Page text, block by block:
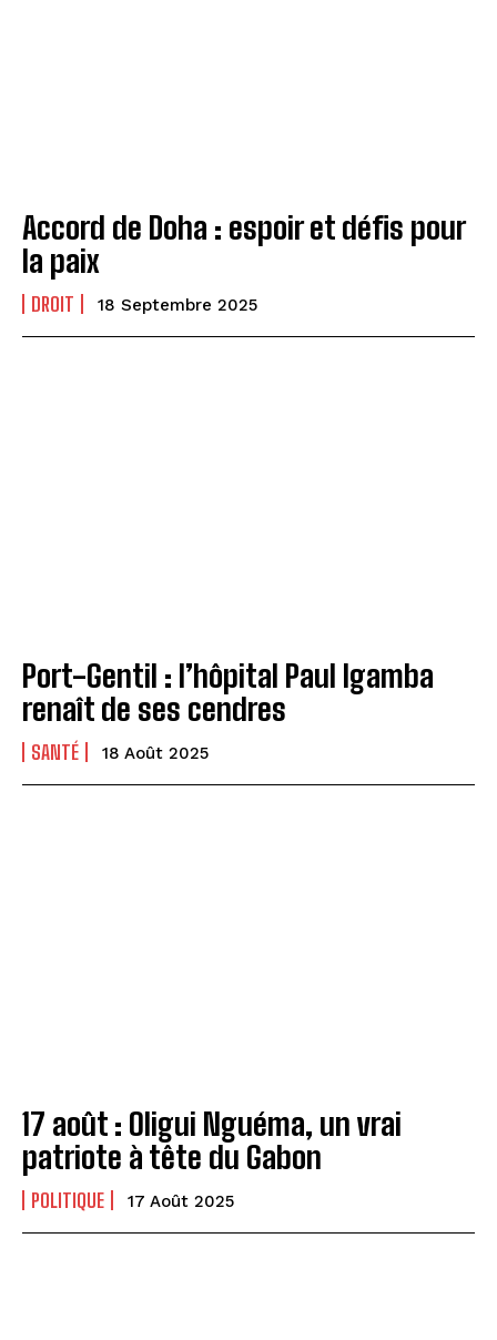
Accord de Doha : espoir et défis pour
la paix
DROIT 18 Septembre 2025
Port-Gentil : l’hôpital Paul Igamba
renaît de ses cendres
SANTÉ 18 Août 2025
17 août : Oligui Nguéma, un vrai
patriote à tête du Gabon
POLITIQUE 17 Août 2025